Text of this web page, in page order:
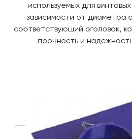
используемых для
зависимости от диаметра
соответствующий оголовок,
прочность и